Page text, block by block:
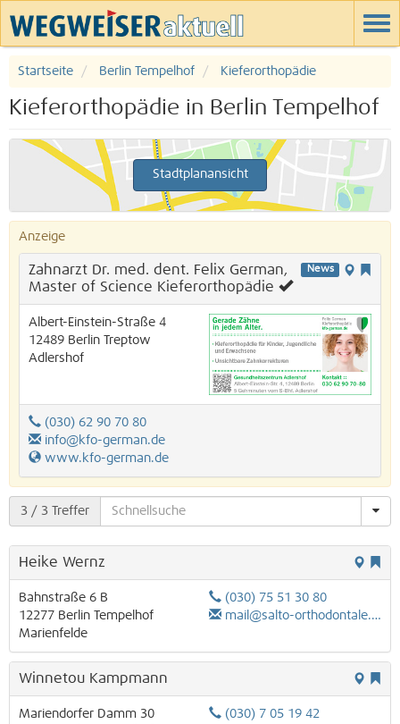
Startseite Berlin Tempelhof Kieferorthopädie
Kieferorthopädie in Berlin Tempelhof
Stadtplanansicht
Anzeige
News
Zahnarzt Dr. med. dent. Felix German,
Master of Science Kieferorthopädie
Albert-Einstein-Straße 4
12489 Berlin Treptow
Adlershof
(030) 62 90 70 80
info@kfo-german.de
www.kfo-german.de
3 / 3 Treffer
Heike Wernz
Bahnstraße 6 B
12277 Berlin Tempelhof
Marienfelde
(030) 75 51 30 80
mail@salto-orthodontale.de
Winnetou Kampmann
Mariendorfer Damm 30
(030) 7 05 19 42